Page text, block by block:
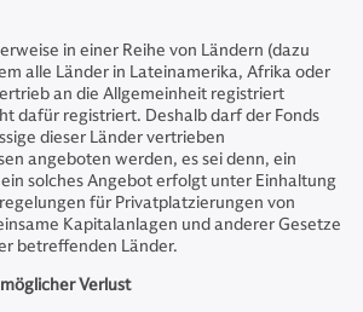
in einer Reihe von Ländern (dazu
alle Länder in Lateinamerika, Afrika oder
an die Allgemeinheit registriert
dafür registriert. Deshalb darf der Fonds
dieser Länder vertrieben
angeboten werden, es sei denn, ein
solches Angebot erfolgt unter Einhaltung
für Privatplatzierungen von
Kapitalanlagen und anderer Gesetze
betreffenden Länder.
Verlust